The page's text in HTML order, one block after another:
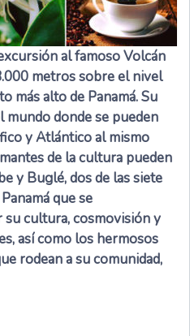
al famoso Volcán
metros sobre el nivel
más alto de Panamá. Su
mundo donde se pueden
y Atlántico al mismo
de la cultura pueden
y Buglé, dos de las siete
que se
cultura, cosmovisión y
así como los hermosos
rodean a su comunidad,